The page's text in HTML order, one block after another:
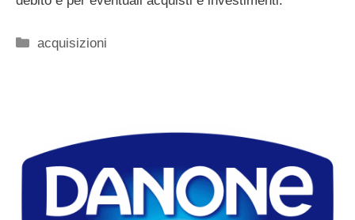
Categorie
acquisizioni